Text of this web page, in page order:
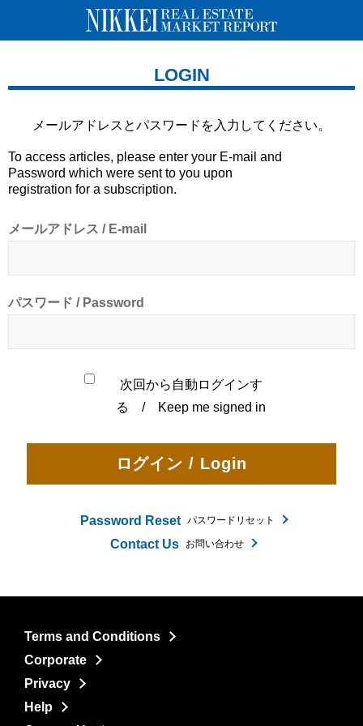
LOGIN
メールアドレスとパスワードを 入力してください。
To access articles, please enter your E-mail and
Password which were sent to you upon
registration for a subscription.
メールアドレス / E-mail
パスワード / Password
次回から自動ログインす
る / Keep me signed in
Password Reset パスワードリセット
Contact Us お問い合わせ
Terms and Conditions
Corporate
Privacy
Help